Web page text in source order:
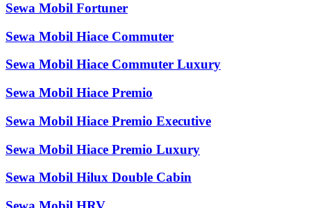
Sewa Mobil Fortuner
Sewa Mobil Hiace Commuter
Sewa Mobil Hiace Commuter Luxury
Sewa Mobil Hiace Premio
Sewa Mobil Hiace Premio Executive
Sewa Mobil Hiace Premio Luxury
Sewa Mobil Hilux Double Cabin